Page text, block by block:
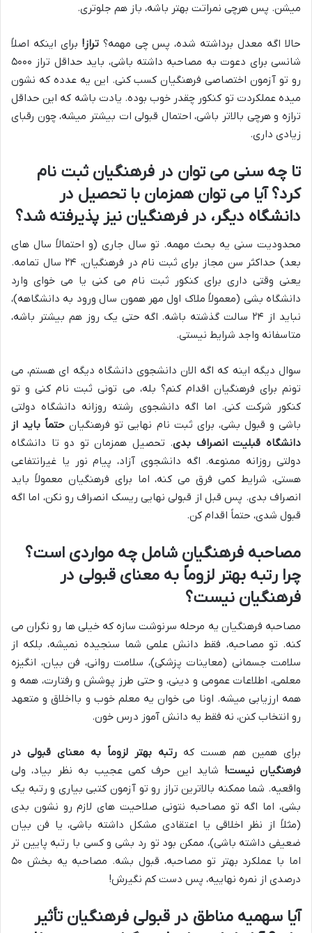
میشن. پس هرچی نمراتت بهتر باشه، باز هم جلوتری.
حالا اگه معدل برداشته شده، پس چی مهمه؟تراز! برای اینکه اصلاً
شانسی برای دعوت به مصاحبه داشته باشی، باید حداقل تراز ۵۰۰۰
رو تو آزمون اختصاصی فرهنگیان کسب کنی. این یه عدده که نشون
میده عملکردت تو کنکور چقدر خوب بوده. یادت باشه که این حداقل
ترازه و هرچی بالاتر باشی، احتمال قبولی ات بیشتر میشه، چون رقبای
زیادی داری.
تا چه سنی می توان در فرهنگیان ثبت نام
کرد؟ آیا می توان همزمان با تحصیل در
دانشگاه دیگر، در فرهنگیان نیز پذیرفته شد؟
محدودیت سنی یه بحث مهمه. تو سال جاری (و احتمالاً سال های
بعد) حداکثر سن مجاز برای ثبت نام در فرهنگیان، ۲۴ سال تمامه.
یعنی وقتی داری برای کنکور ثبت نام می کنی یا می خوای وارد
دانشگاه بشی (معمولاً ملاک اول مهر همون سال ورود به دانشگاهه)،
نباید از ۲۴ سالت گذشته باشه. اگه حتی یک روز هم بیشتر باشه،
متاسفانه واجد شرایط نیستی.
سوال دیگه اینه که اگه الان دانشجوی دانشگاه دیگه ای هستم، می
تونم برای فرهنگیان اقدام کنم؟ بله، می تونی ثبت نام کنی و تو
کنکور شرکت کنی. اما اگه دانشجوی رشته روزانه دانشگاه دولتی
باشی و قبول بشی، برای ثبت نام نهایی تو فرهنگیان حتماً باید از
دانشگاه قبلیت انصراف بدی. تحصیل همزمان تو دو تا دانشگاه
دولتی روزانه ممنوعه. اگه دانشجوی آزاد، پیام نور یا غیرانتفاعی
هستی، شرایط کمی فرق می کنه، اما برای فرهنگیان معمولاً باید
انصراف بدی. پس قبل از قبولی نهایی ریسک انصراف رو نکن، اما اگه
قبول شدی، حتماً اقدام کن.
مصاحبه فرهنگیان شامل چه مواردی است؟
چرا رتبه بهتر لزوماً به معنای قبولی در
فرهنگیان نیست؟
مصاحبه فرهنگیان یه مرحله سرنوشت سازه که خیلی ها رو نگران می
کنه. تو مصاحبه، فقط دانش علمی شما سنجیده نمیشه، بلکه از
سلامت جسمانی (معاینات پزشکی)، سلامت روانی، فن بیان، انگیزه
معلمی، اطلاعات عمومی و دینی، و حتی طرز پوشش و رفتارت، همه و
همه ارزیابی میشه. اونا می خوان یه معلم خوب و بااخلاق و متعهد
رو انتخاب کنن، نه فقط یه دانش آموز درس خون.
برای همین هم هست که رتبه بهتر لزوماً به معنای قبولی در
فرهنگیان نیست! شاید این حرف کمی عجیب به نظر بیاد، ولی
واقعیه. شما ممکنه بالاترین تراز رو تو آزمون کتبی بیاری و رتبه یک
بشی، اما اگه تو مصاحبه نتونی صلاحیت های لازم رو نشون بدی
(مثلاً از نظر اخلاقی یا اعتقادی مشکل داشته باشی، یا فن بیان
ضعیفی داشته باشی)، ممکن بود تو رد بشی و کسی با رتبه پایین تر
اما با عملکرد بهتر تو مصاحبه، قبول بشه. مصاحبه یه بخش ۵۰
درصدی از نمره نهاییه، پس دست کم نگیرش!
آیا سهمیه مناطق در قبولی فرهنگیان تأثیر